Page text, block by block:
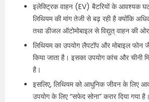
इलेक्ट्रिक वाहन (EV) बैटरियों के आवश्यक
लिथियम की मांग तेजी से बढ़ रही है क्योंकि
तथा डीजल ऑटोमोबाइल से विद्युत् वाहन की
लिथियम का उपयोग लैपटॉप और मोबाइल
किया जाता है। इसका उपयोग कांच और चीनी
है।
इसलिए, लिथियम को आधुनिक जीवन के लिए
उपयोग के लिए “सफेद सोना” करार दिया गया है।